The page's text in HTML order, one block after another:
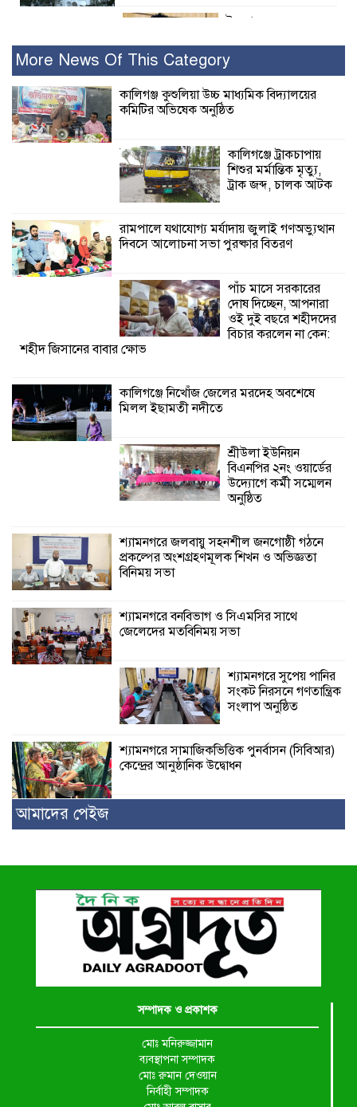
ইসলামের সবচেয়ে
নুর
পাঁচ মাসে সরকারের দোষ দিচ্ছেন, আপনারা
কালিগঞ্জে নিখোঁজ জেলের মরদেহ অবশেষে
মিলল ইছামতী নদীতে
শ্রীউলা ইউনিয়ন
অনুষ্ঠিত
শ্যামনগরে জলবায়ু সহনশীল জনগোষ্ঠী গঠনে
প্রকল্পের অংশগ্রহণমূলক শিখন ও অভিজ্ঞতা
শ্যামনগরে বনবিভাগ ও সিএমসির সাথে
More News Of This Category
কালিগঞ্জ কুশুলিয়া উচ্চ মাধ্যমিক বিদ্যালয়ের
কমিটির অভিষেক অনুষ্ঠিত
কালিগঞ্জে ট্রাকচাপায়
শিশুর মর্মান্তিক মৃত্যু,
ট্রাক জব্দ, চালক আটক
রামপালে যথাযোগ্য মর্যাদায় জুলাই গণঅভ্যুত্থান
দিবসে আলোচনা সভা পুরষ্কার বিতরণ
পাঁচ মাসে সরকারের
দোষ দিচ্ছেন, আপনারা
ওই দুই বছরে শহীদদের
বিচার করলেন না কেন:
শহীদ জিসানের বাবার ক্ষোভ
কালিগঞ্জে নিখোঁজ জেলের মরদেহ অবশেষে
মিলল ইছামতী নদীতে
শ্রীউলা ইউনিয়ন
বিএনপির ২নং ওয়ার্ডের
উদ্যোগে কর্মী সম্মেলন
অনুষ্ঠিত
শ্যামনগরে জলবায়ু সহনশীল জনগোষ্ঠী গঠনে
প্রকল্পের অংশগ্রহণমূলক শিখন ও অভিজ্ঞতা
বিনিময় সভা
শ্যামনগরে বনবিভাগ ও সিএমসির সাথে
জেলেদের মতবিনিময় সভা
শ্যামনগরে সুপেয় পানির
সংকট নিরসনে গণতান্ত্রিক
সংলাপ অনুষ্ঠিত
শ্যামনগরে সামাজিকভিত্তিক পুনর্বাসন (সিবিআর)
কেন্দ্রের আনুষ্ঠানিক উদ্বোধন
আমাদের পেইজ
সম্পাদক ও প্রকাশক
মোঃ মনিরুজ্জামান
ব্যবস্থাপনা সম্পাদক
মোঃ রুমান দেওয়ান
নির্বাহী সম্পাদক